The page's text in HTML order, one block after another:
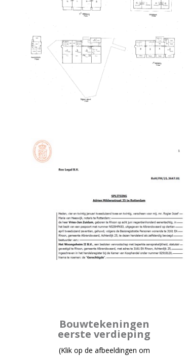
Bouwtekeningen
eerste verdieping
(Klik op de afbeeldingen om